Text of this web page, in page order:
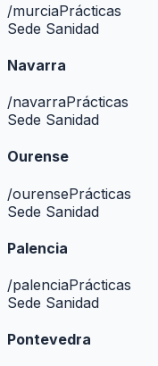
/murciaPrácticas
Sede Sanidad
Navarra
/navarraPrácticas
Sede Sanidad
Ourense
/ourensePrácticas
Sede Sanidad
Palencia
/palenciaPrácticas
Sede Sanidad
Pontevedra